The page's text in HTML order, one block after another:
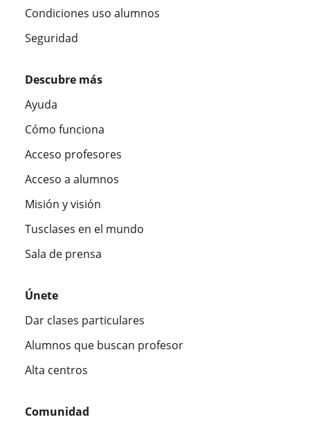
Condiciones uso alumnos
Seguridad
Descubre más
Ayuda
Cómo funciona
Acceso profesores
Acceso a alumnos
Misión y visión
Tusclases en el mundo
Sala de prensa
Únete
Dar clases particulares
Alumnos que buscan profesor
Alta centros
Comunidad